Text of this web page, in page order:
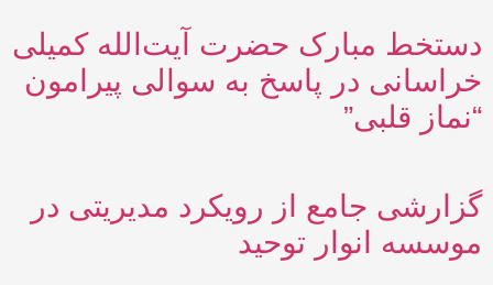
دستخط مبارک حضرت آیت‌الله کمیلی
خراسانی در پاسخ به سوالی پیرامون
“نماز قلبی”
گزارشی جامع از رویکرد مدیریتی در
موسسه انوار توحید